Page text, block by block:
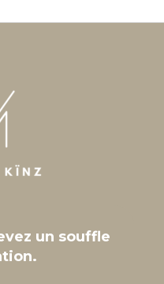
un souffle